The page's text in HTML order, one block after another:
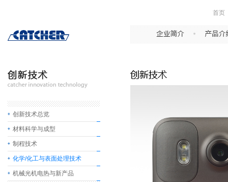
创新技术总览
材料科学与成型
制程技术
化学/化工与表面处理技术
机械光机电热与新产品
首页